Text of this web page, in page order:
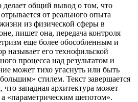
делает общий вывод о том, что
от реального опыта
из физической сферы в
пишет она, передача контроля
еще более обособленным и
называет его технофильской
процесса над результатом и
может тихо угаснуть или быть
стилем. Текст завершается
западная архитектура может
«параметрическим шепотом».